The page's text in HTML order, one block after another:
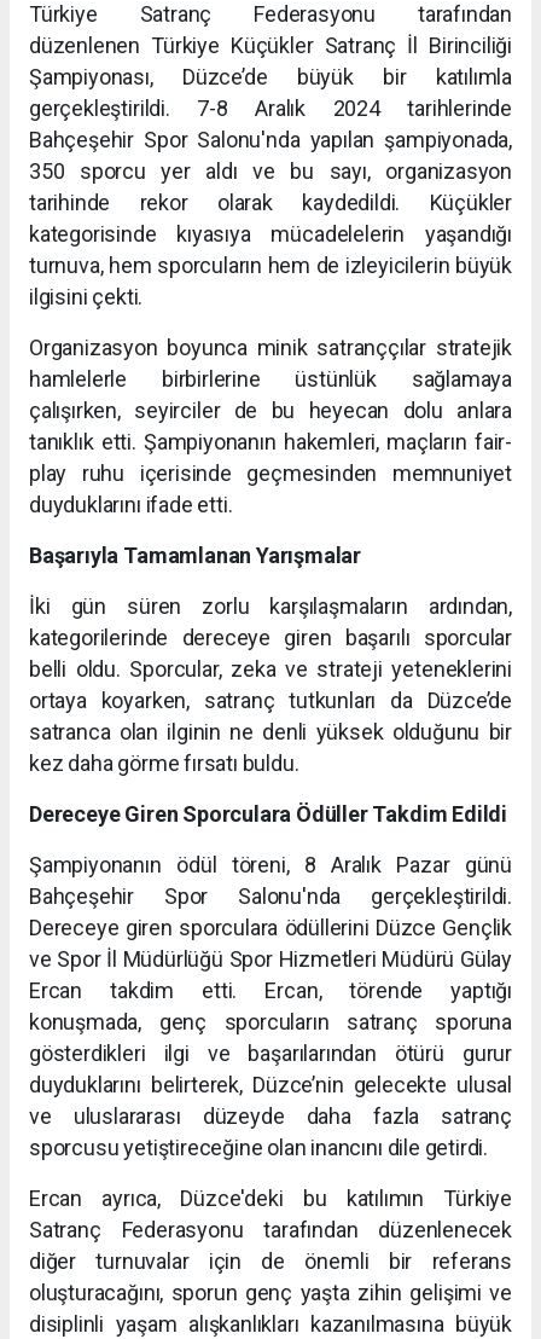
Türkiye Satranç Federasyonu tarafından
düzenlenen Türkiye Küçükler Satranç İl Birinciliği
Şampiyonası, Düzce’de büyük bir katılımla
gerçekleştirildi. 7-8 Aralık 2024 tarihlerinde
Bahçeşehir Spor Salonu'nda yapılan şampiyonada,
350 sporcu yer aldı ve bu sayı, organizasyon
tarihinde rekor olarak kaydedildi. Küçükler
kategorisinde kıyasıya mücadelelerin yaşandığı
turnuva, hem sporcuların hem de izleyicilerin büyük
ilgisini çekti.
Organizasyon boyunca minik satranççılar stratejik
hamlelerle birbirlerine üstünlük sağlamaya
çalışırken, seyirciler de bu heyecan dolu anlara
tanıklık etti. Şampiyonanın hakemleri, maçların fair-
play ruhu içerisinde geçmesinden memnuniyet
duyduklarını ifade etti.
Başarıyla Tamamlanan Yarışmalar
İki gün süren zorlu karşılaşmaların ardından,
kategorilerinde dereceye giren başarılı sporcular
belli oldu. Sporcular, zeka ve strateji yeteneklerini
ortaya koyarken, satranç tutkunları da Düzce’de
satranca olan ilginin ne denli yüksek olduğunu bir
kez daha görme fırsatı buldu.
Dereceye Giren Sporculara Ödüller Takdim Edildi
Şampiyonanın ödül töreni, 8 Aralık Pazar günü
Bahçeşehir Spor Salonu'nda gerçekleştirildi.
Dereceye giren sporculara ödüllerini Düzce Gençlik
ve Spor İl Müdürlüğü Spor Hizmetleri Müdürü Gülay
Ercan takdim etti. Ercan, törende yaptığı
konuşmada, genç sporcuların satranç sporuna
gösterdikleri ilgi ve başarılarından ötürü gurur
duyduklarını belirterek, Düzce’nin gelecekte ulusal
ve uluslararası düzeyde daha fazla satranç
sporcusu yetiştireceğine olan inancını dile getirdi.
Ercan ayrıca, Düzce'deki bu katılımın Türkiye
Satranç Federasyonu tarafından düzenlenecek
diğer turnuvalar için de önemli bir referans
oluşturacağını, sporun genç yaşta zihin gelişimi ve
disiplinli yaşam alışkanlıkları kazanılmasına büyük